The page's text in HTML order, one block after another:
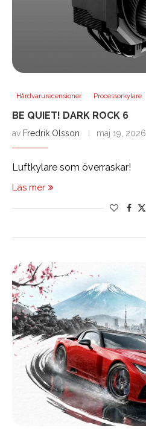
Hårdvarurecensioner Processorkylare
BE QUIET! DARK ROCK 6
av Fredrik Olsson maj 19, 2026
Luftkylare som överraskar!
Läs mer